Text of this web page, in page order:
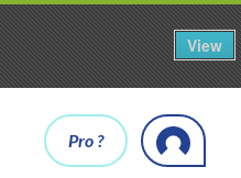
View
Pro ?